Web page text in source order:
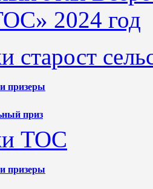
2024 год
старост
призеры
приз
ТОС
призеры